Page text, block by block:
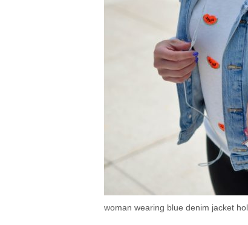
woman wearing blue denim jacket